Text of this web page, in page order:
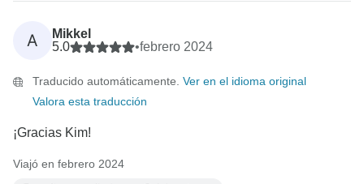
A
Mikkel
5.0
•febrero 2024
Traducido automáticamente. Ver en el idioma original
Valora esta traducción
¡Gracias Kim!
Viajó en febrero 2024